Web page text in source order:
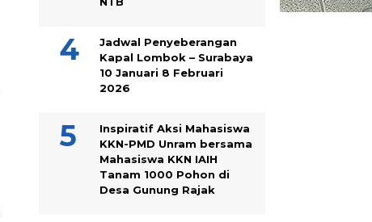
Jadwal Penyeberangan
Kapal Lombok – Surabaya
10 Januari 8 Februari
2026
Inspiratif Aksi Mahasiswa
KKN-PMD Unram bersama
Mahasiswa KKN IAIH
Tanam 1000 Pohon di
Desa Gunung Rajak